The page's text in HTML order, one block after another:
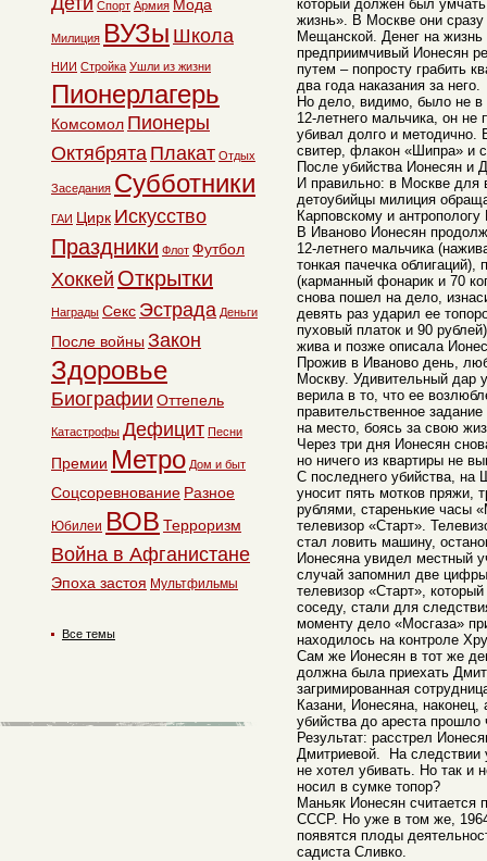
который должен был
жизнь». В Москве они
Мещанской. Денег на
предприимчивый Ионесян
путем – попросту грабить
два года наказания за него.
Но дело, видимо, было не
12-летнего мальчика, он не
убивал долго и методично.
свитер, флакон «Шипра» и
После убийства Ионесян и
И правильно: в Москве для
детоубийцы милиция
Карповскому и антропологу
В Иваново Ионесян
12-летнего мальчика
тонкая пачечка
(карманный фонарик и 70
снова пошел на дело,
девять раз ударил ее
пуховый платок и 90
жива и позже описала
Прожив в Иваново день,
Москву. Удивительный дар
верила в то, что ее
правительственное
на место, боясь за свою
Через три дня Ионесян
но ничего из квартиры не
С последнего убийства, на
уносит пять мотков пряжи,
рублями, старенькие часы
телевизор «Старт».
стал ловить машину,
Ионесяна увидел местный
случай запомнил две
телевизор «Старт»,
соседу, стали для
моменту дело «Мосгаза»
находилось на контроле
Сам же Ионесян в тот же
должна была приехать
загримированная
Казани, Ионесяна,
убийства до ареста
Результат: расстрел
Дмитриевой. На следствии
не хотел убивать. Но так и
носил в сумке топор?
Маньяк Ионесян
СССР. Но уже в том же,
появятся плоды
садиста Сливко.
Спорт Армия Мода
Милиция ВУЗы Школа
НИИ Стройка Ушли из жизни
Пионерлагерь
Комсомол Пионеры
Октябрята Плакат Отдых
Заседания Субботники
ГАИ Цирк Искусство
Праздники Флот Футбол
Хоккей Открытки
Награды Секс Эстрада Деньги
После войны Закон
Здоровье
Биографии Оттепель
Катастрофы Дефицит Песни
Премии Метро Дом и быт
Соцсоревнование Разное
Юбилеи ВОВ Терроризм
Война в Афганистане
Эпоха застоя Мультфильмы
Все темы